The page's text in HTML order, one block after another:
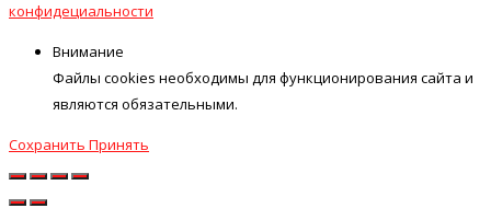
конфидециальности
Внимание
Файлы cookies необходимы для функционирования сайта и
являются обязательными.
Сохранить Принять